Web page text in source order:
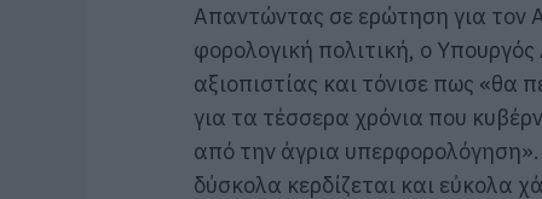
Απαντώντας σε ερώτηση για τον
φορολογική πολιτική, ο
αξιοπιστίας και τόνισε πως «θα
για τα τέσσερα χρόνια που
από την άγρια
δύσκολα κερδίζεται και εύκολα